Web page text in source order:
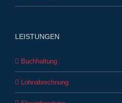
LEISTUNGEN
Buchhaltung
Lohnabrechnung